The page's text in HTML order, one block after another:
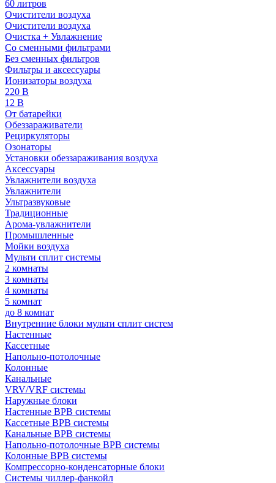
60 литров
Очистители воздуха
Очистители воздуха
Очистка + Увлажнение
Cо сменными фильтрами
Без сменных фильтров
Фильтры и аксессуары
Ионизаторы воздуха
220 В
12 В
От батарейки
Обеззараживатели
Рециркуляторы
Озонаторы
Установки обеззараживания воздуха
Аксессуары
Увлажнители воздуха
Увлажнители
Ультразвуковые
Традиционные
Арома-увлажнители
Промышленные
Мойки воздуха
Мульти сплит системы
2 комнаты
3 комнаты
4 комнаты
5 комнат
до 8 комнат
Внутренние блоки мульти сплит систем
Настенные
Кассетные
Напольно-потолочные
Колонные
Канальные
VRV/VRF системы
Наружные блоки
Настенные ВРВ системы
Кассетные ВРВ системы
Канальные ВРВ системы
Напольно-потолочные ВРВ системы
Колонные ВРВ системы
Компрессорно-конденсаторные блоки
Системы чиллер-фанкойл